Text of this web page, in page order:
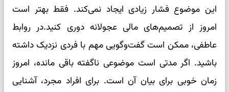
این موضوع فشار زیادی ایجاد نمی‌کند. فقط بهتر است
امروز از تصمیم‌های مالی عجولانه دوری کنید.در روابط
عاطفی، ممکن است گفت‌وگویی مهم با فردی نزدیک داشته
باشید. اگر مدتی است موضوعی ناگفته باقی مانده، امروز
زمان خوبی برای بیان آن است. برای افراد مجرد، آشنایی